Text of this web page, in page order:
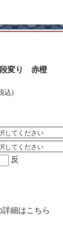
段変り 赤橙
込)
反
細はこちら